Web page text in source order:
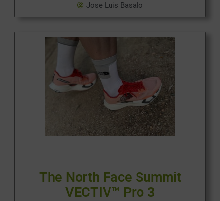
Jose Luis Basalo
The North Face Summit
VECTIV™ Pro 3